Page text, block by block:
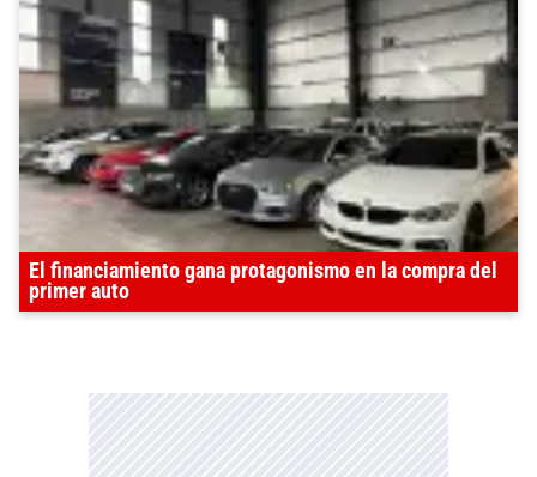
El financiamiento gana protagonismo en la compra del
primer auto